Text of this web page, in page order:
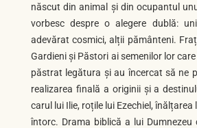
născut din animal și din ocupantul
vorbesc despre o alegere dublă:
adevărat cosmici, alții pământeni.
Gardieni și Păstori ai semenilor lor
păstrat legătura și au încercat să ne
realizarea finală a originii și a
carul lui Ilie, roțile lui Ezechiel, înălțarea
întorc. Drama biblică a lui Dumnezeu